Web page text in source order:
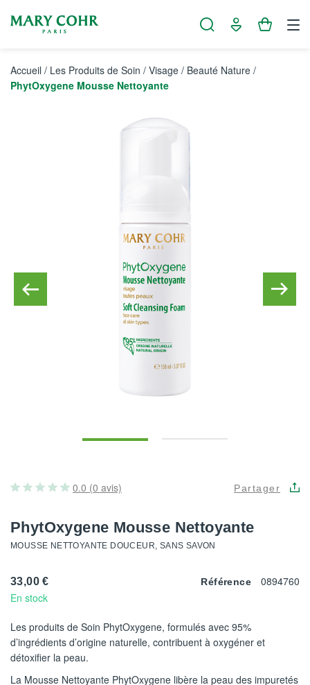
Accueil / Les Produits de Soin / Visage / Beauté Nature /
PhytOxygene Mousse Nettoyante
0.0 (0 avis) Partager
PhytOxygene Mousse Nettoyante
MOUSSE NETTOYANTE DOUCEUR, SANS SAVON
33,00 €
En stock
Référence 0894760
Les produits de Soin PhytOxygene, formulés avec 95%
d’ingrédients d’origine naturelle, contribuent à oxygéner et
détoxifier la peau.
La Mousse Nettoyante PhytOxygene libère la peau des impuretés